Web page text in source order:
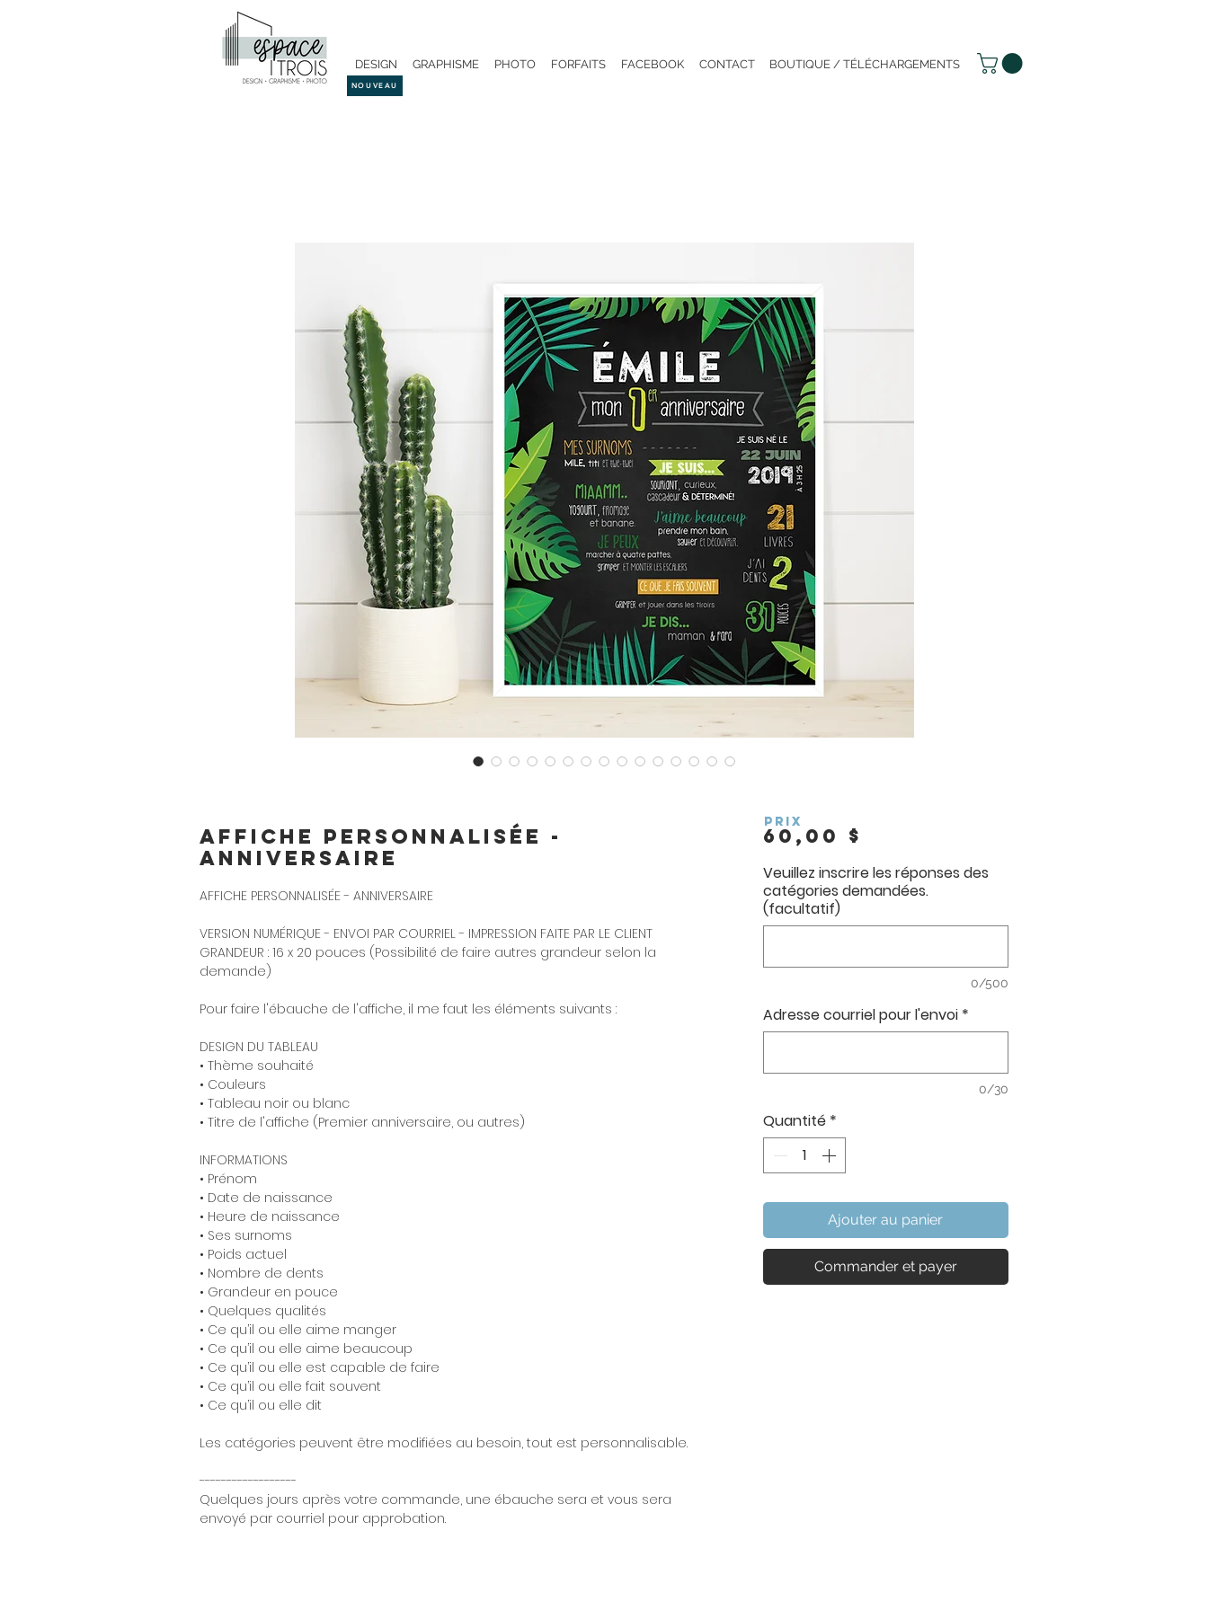
DESIGN GRAPHISME PHOTO FORFAITS FACEBOOK CONTACT BOUTIQUE / TÉLÉCHARGEMENTS
NOUVEAU
Affiche personnalisée -
Anniversaire
AFFICHE PERSONNALISÉE - ANNIVERSAIRE
VERSION NUMÉRIQUE - ENVOI PAR COURRIEL - IMPRESSION FAITE PAR LE CLIENT
GRANDEUR : 16 x 20 pouces (Possibilité de faire autres grandeur selon la
demande)
Pour faire l'ébauche de l'affiche, il me faut les éléments suivants :
DESIGN DU TABLEAU
• Thème souhaité
• Couleurs
• Tableau noir ou blanc
• Titre de l'affiche (Premier anniversaire, ou autres)
INFORMATIONS
• Prénom
• Date de naissance
• Heure de naissance
• Ses surnoms
• Poids actuel
• Nombre de dents
• Grandeur en pouce
• Quelques qualités
• Ce qu’il ou elle aime manger
• Ce qu’il ou elle aime beaucoup
• Ce qu’il ou elle est capable de faire
• Ce qu’il ou elle fait souvent
• Ce qu’il ou elle dit
Les catégories peuvent être modifiées au besoin, tout est personnalisable.
------------------
Quelques jours après votre commande, une ébauche sera et vous sera
envoyé par courriel pour approbation.
60,00 $
Veuillez inscrire les réponses des
catégories demandées.
(facultatif)
0/500
Adresse courriel pour l'envoi *
0/30
Quantité *
Ajouter au panier
Commander et payer
PRIX